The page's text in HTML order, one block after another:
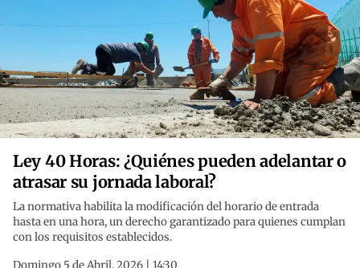
Ley 40 Horas: ¿Quiénes pueden adelantar o
atrasar su jornada laboral?
La normativa habilita la modificación del horario de entrada
hasta en una hora, un derecho garantizado para quienes cumplan
con los requisitos establecidos.